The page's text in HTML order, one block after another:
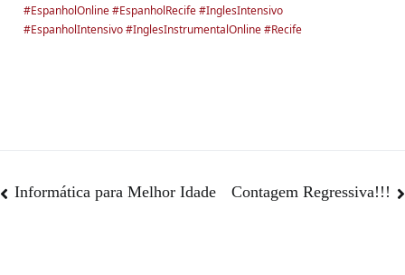
#EspanholOnline#EspanholRecife#InglesIntensivo
#EspanholIntensivo#InglesInstrumentalOnline#Recife
Informática para Melhor Idade Contagem Regressiva!!!